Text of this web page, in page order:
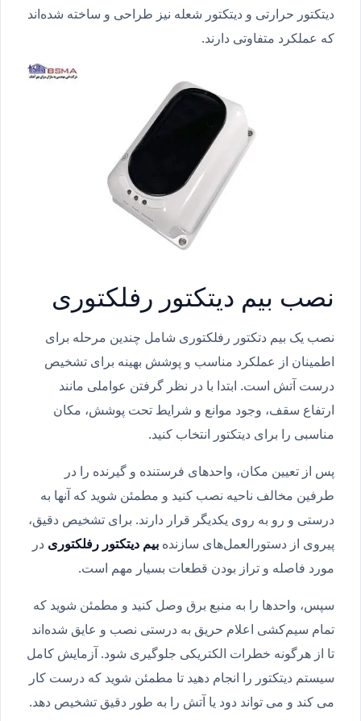
دیتکتور حرارتی و دیتکتور شعله نیز طراحی و ساخته شده‌اند
که عملکرد متفاوتی دارند.
نصب بیم دیتکتور رفلکتوری
نصب یک بیم دتکتور رفلکتوری شامل چندین مرحله برای
اطمینان از عملکرد مناسب و پوشش بهینه برای تشخیص
درست آتش است. ابتدا با در نظر گرفتن عواملی مانند
ارتفاع سقف، وجود موانع و شرایط تحت پوشش، مکان
مناسبی را برای دیتکتور انتخاب کنید.
پس از تعیین مکان، واحدهای فرستنده و گیرنده را در
طرفین مخالف ناحیه نصب کنید و مطمئن شوید که آنها به
درستی و رو به روی یکدیگر قرار دارند. برای تشخیص دقیق،
پیروی از دستورالعمل‌های سازندهبیم دیتکتور رفلکتوریدر
مورد فاصله و تراز بودن قطعات بسیار مهم است.
سپس، واحدها را به منبع برق وصل کنید و مطمئن شوید که
تمام سیم‌کشی‌ اعلام حریق به درستی نصب و عایق شده‌اند
تا از هرگونه خطرات الکتریکی جلوگیری شود. آزمایش کامل
سیستم دیتکتور را انجام دهید تا مطمئن شوید که درست کار
می کند و می تواند دود یا آتش را به طور دقیق تشخیص دهد.